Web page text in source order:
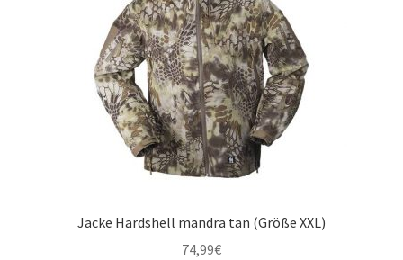
Jacke Hardshell mandra tan (Größe XXL)
74,99€